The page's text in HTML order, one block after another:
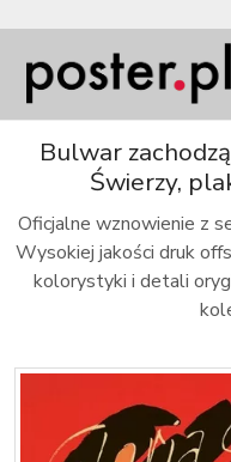
Bulwar
Świerzy,
Oficjalne wznowienie z
Wysokiej jakości druk
kolorystyki i detali